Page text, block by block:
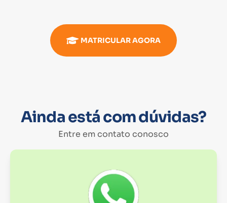
MATRICULAR AGORA
Ainda está com dúvidas?
Entre em contato conosco